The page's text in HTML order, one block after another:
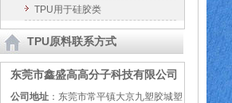
TPU用于硅胶类
TPU原料联系方式
东莞市鑫盛高高分子科技有限公司
公司地址 ：东莞市常平镇大京九塑胶城塑